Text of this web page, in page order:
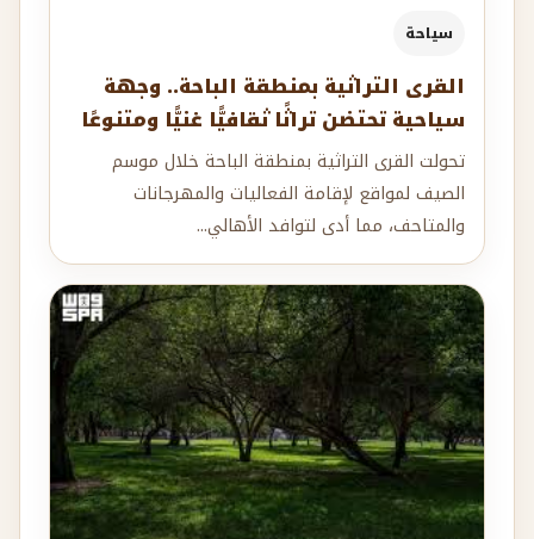
سياحة
القرى التراثية بمنطقة الباحة.. وجهة
سياحية تحتضن تراثًا ثقافيًّا غنيًّا ومتنوعًا
تحولت القرى التراثية بمنطقة الباحة خلال موسم
الصيف لمواقع لإقامة الفعاليات والمهرجانات
والمتاحف، مما أدى لتوافد الأهالي...